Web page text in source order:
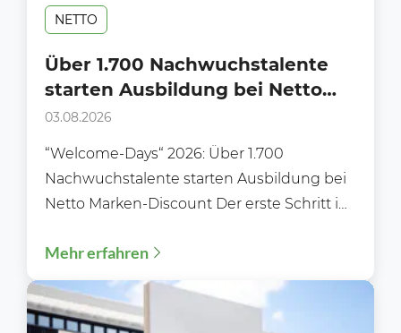
NETTO
Über 1.700 Nachwuchstalente
starten Ausbildung bei Netto
Marken-Discount
03.08.2026
“Welcome-Days“ 2026: Über 1.700
Nachwuchstalente starten Ausbildung bei
Netto Marken-Discount Der erste Schritt ins
Ausbildungsstart 2026: Über 1.700...
Mehr erfahren